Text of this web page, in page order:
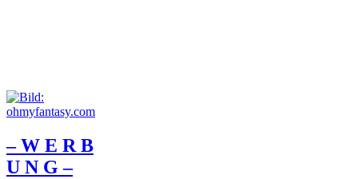
– W Ε R Β
U Ν G –